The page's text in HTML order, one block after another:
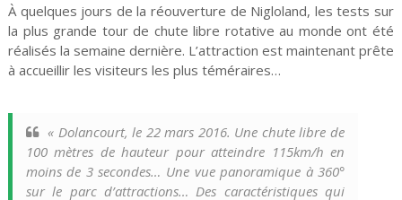
À quelques jours de la réouverture de Nigloland, les tests sur
la plus grande tour de chute libre rotative au monde ont été
réalisés la semaine dernière. L’attraction est maintenant prête
à accueillir les visiteurs les plus téméraires…
« Dolancourt, le 22 mars 2016. Une chute libre de
100 mètres de hauteur pour atteindre 115km/h en
moins de 3 secondes… Une vue panoramique à 360°
sur le parc d’attractions… Des caractéristiques qui